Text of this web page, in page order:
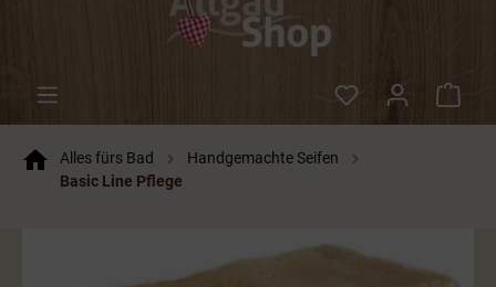
Alles fürs Bad
Handgemachte Seifen
Basic Line Pflege